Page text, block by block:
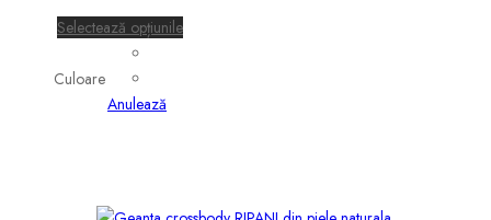
735.00 lei.
Selectează opțiunileAcest
Culoare
Anulează